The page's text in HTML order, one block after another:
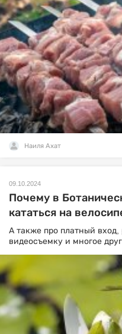
Наиля Ахат
09.10.2024
Почему в
кататься на
А также про платный
видеосъемку и многое